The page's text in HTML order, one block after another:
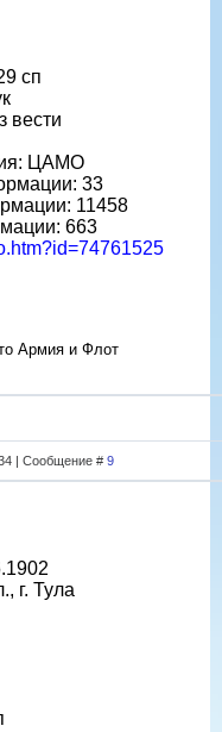
сп
вести
ЦАМО
33
11458
663
Армия и Флот
| Сообщение # 9
г. Тула